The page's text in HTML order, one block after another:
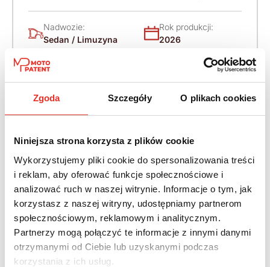
Zgoda Szczegóły O plikach cookies
Niniejsza strona korzysta z plików cookie
Wykorzystujemy pliki cookie do spersonalizowania treści
i reklam, aby oferować funkcje społecznościowe i
analizować ruch w naszej witrynie. Informacje o tym, jak
korzystasz z naszej witryny, udostępniamy partnerom
społecznościowym, reklamowym i analitycznym.
Partnerzy mogą połączyć te informacje z innymi danymi
otrzymanymi od Ciebie lub uzyskanymi podczas
korzystania z ich usług.
220 KM (2026)
Nadwozie:
Sedan / Limuzyna
Rok produkcji:
2026
Napęd:
4x4 stały
Automatyczna
Paliwo:
Moc (KM):
Leasing netto od:
3 670 zł
4 514 zł brutto / msc.
Cena brutto:
289 020 zł
Twój nowy samochód w kilku